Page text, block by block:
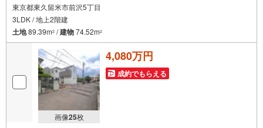
東京都東久留米市前沢5丁目
3LDK / 地上2階建
土地89.39m2 /建物74.52m2
画像25枚
4,080万円
成約でもらえる